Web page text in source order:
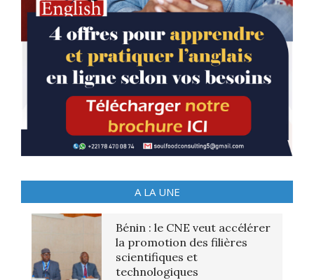
A LA UNE
Bénin : le CNE veut accélérer
la promotion des filières
scientifiques et
technologiques